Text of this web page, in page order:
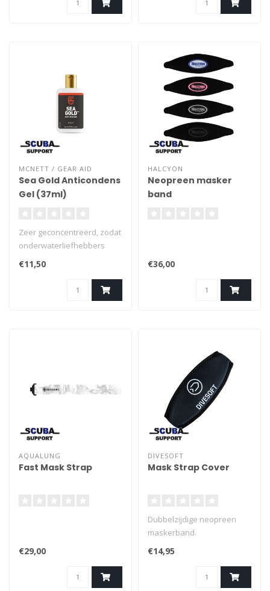
MCNETT / GEAR AID
Sea Gold Anticondens
Gel (37ml)
Zeer geconcentreerd, zodat
onderwaterliefhebbers
meerdere duiken kunnen
doen met slechts één
€11,50
HALCYON
Neopreen masker
band
€36,00
AQUALUNG
Fast Mask Strap
€29,00
DIVESOFT
Mask Strap Cover
Dubbelzijdige neopreen
maskerband.
€14,95